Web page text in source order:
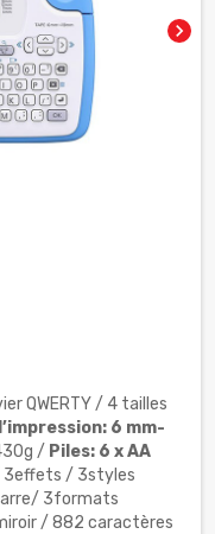
chevron_right
QWERTY / 4 tailles
6 mm-
/ Piles: 6 x AA
3effets / 3styles
3formats
/ 882 caractères